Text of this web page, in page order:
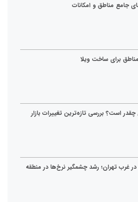
جامع مناطق و امکانات
برای ساخت ویلا
است؟ بررسی تازه‌ترین تغییرات بازار
در غرب تهران؛ رشد چشمگیر نرخ‌ها در منطقه